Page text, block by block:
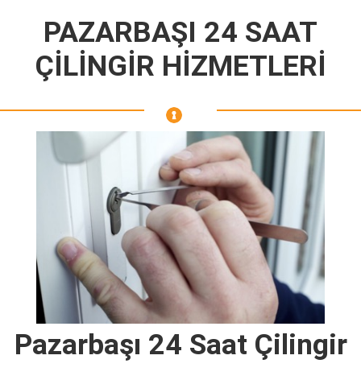
PAZARBAŞI 24 SAAT
ÇİLİNGİR HİZMETLERİ
Pazarbaşı 24 Saat Çilingir